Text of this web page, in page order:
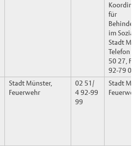
für
im
Stadt
Telefon
50 27,
92-79 00
Stadt Münster,
Feuerwehr
02 51/
4 92-99
99
Stadt